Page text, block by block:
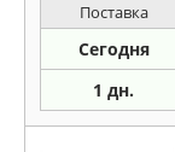
Поставка
Сегодня
1 дн.